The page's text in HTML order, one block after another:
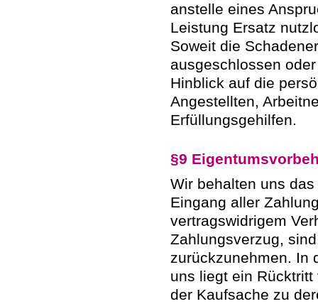
anstelle eines
Leistung Ersatz
Soweit die
ausgeschlossen
Hinblick auf die
Angestellten,
Erfüllungsgehilfen.
§9
Wir behalten uns
Eingang aller
vertragswidrigem
Zahlungsverzug,
zurückzunehmen. In
uns liegt ein
der Kaufsache zu